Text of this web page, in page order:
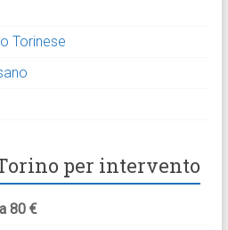
Torinese
per intervento
80 €